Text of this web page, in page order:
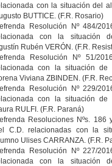
con la situación del
BUTTICE. (F.R. Rosario)
Resolución Nº 484/
con la situación
Rubén VERÓN. (F.R.
Resolución Nº 51/
con la situación de
Viviana ZBINDEN. (F.R.
Resolución Nº 229/
con la situación de
RULFI. (F.R. Paraná)
Resoluciones Nºs. 186
C.D. relacionadas con la
Ulises CARRANZA. (F.R.
Resolución Nº 227/
con la situación